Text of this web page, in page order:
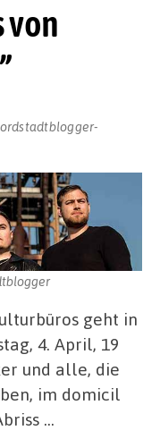
von
geht in
4. April, 19
und alle, die
im domicil
…